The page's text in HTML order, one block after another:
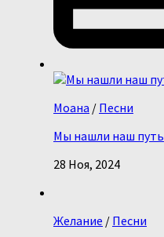
Моана / Песни
Мы нашли наш путь
28 Ноя, 2024
Желание / Песни